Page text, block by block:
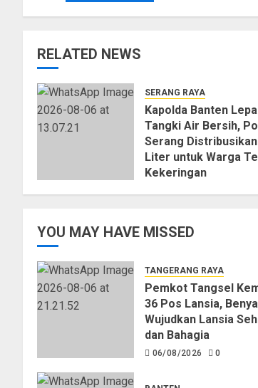
RELATED NEWS
SERANG RAYA
Kapolda Banten
Tangki Air Bersih,
Serang
Liter untuk Warga
Kekeringan
YOU MAY HAVE MISSED
TANGERANG RAYA
Pemkot Tangsel
36 Pos Lansia,
Wujudkan Lansia
dan Bahagia
06/08/2026 0